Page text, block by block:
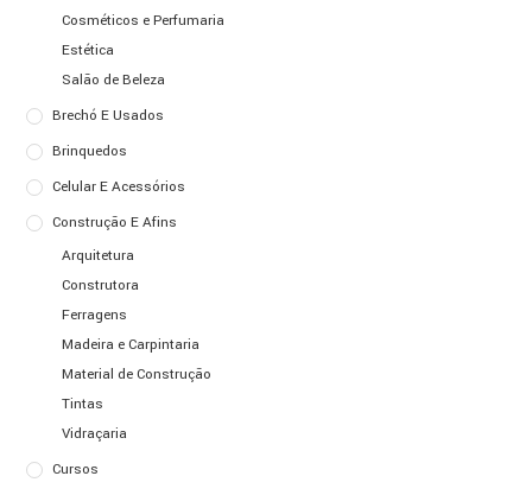
Cosméticos e Perfumaria
Estética
Salão de Beleza
Brechó E Usados
Brinquedos
Celular E Acessórios
Construção E Afins
Arquitetura
Construtora
Ferragens
Madeira e Carpintaria
Material de Construção
Tintas
Vidraçaria
Cursos